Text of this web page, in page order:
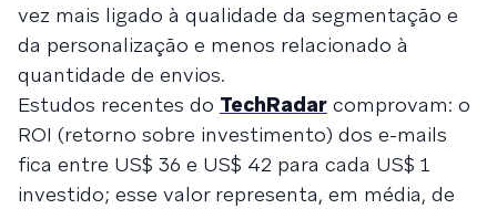
vez mais ligado à qualidade da segmentação e
da personalização e menos relacionado à
quantidade de envios.
Estudos recentes do TechRadar comprovam: o
ROI (retorno sobre investimento) dos e-mails
fica entre US$ 36 e US$ 42 para cada US$ 1
investido; esse valor representa, em média, de